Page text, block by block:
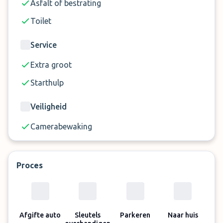
de volgende adressen:
Buiten parkeerplaats: Theodorstraße 105
Overdekte parkeerplaats: Kieshecker Weg 153
Asfalt of bestrating
Toilet
Service
Extra groot
Starthulp
Veiligheid
Camerabewaking
Proces
Afgifte auto
Sleutels
Parkeren Naar huis